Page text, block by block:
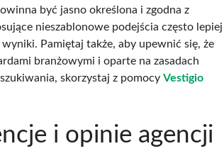
być jasno określona i zgodna z
nieszablonowe podejścia często lepiej
Pamiętaj także, aby upewnić się, że
branżowymi i oparte na zasadach
skorzystaj z pomocy Vestigio
i opinie agencji